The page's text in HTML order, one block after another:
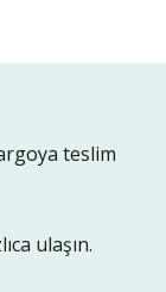
teslim
ulaşın.